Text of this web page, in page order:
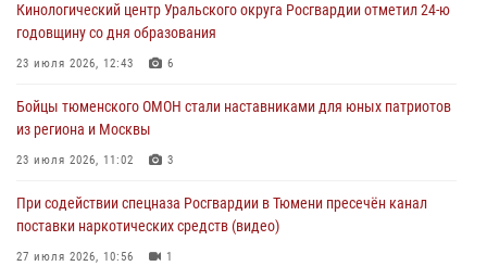
Военнослужащие Росгвардии сбили дрон-разведчик ВСУ на южном
направлении
05 августа 2026, 05:35
Стальной характер продемонстрировали росгвардейцы в ходе
масштабных спортивных событий на Урале
05 августа 2026, 05:22
Кинологический центр Уральского округа Росгвардии отметил 24-ю
годовщину со дня образования
23 июля 2026, 12:43 6
Бойцы тюменского ОМОН стали наставниками для юных патриотов
из региона и Москвы
23 июля 2026, 11:02 3
При содействии спецназа Росгвардии в Тюмени пресечён канал
поставки наркотических средств (видео)
27 июля 2026, 10:56 1